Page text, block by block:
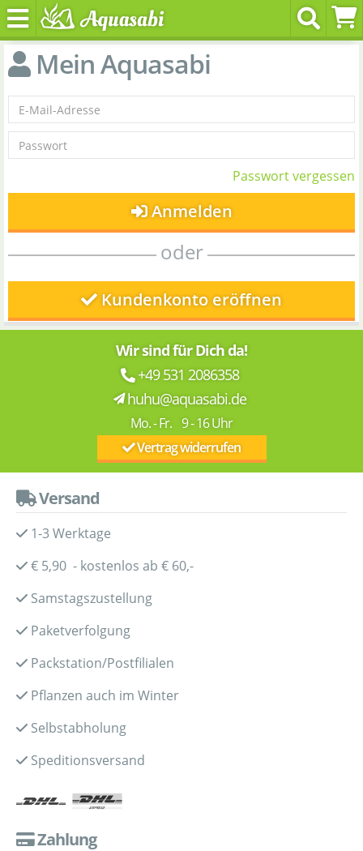
Mein Aquasabi
Passwort vergessen
Anmelden
oder
Kundenkonto eröffnen
Wir sind für Dich da!
+49 531 2086358
huhu@aquasabi.de
Mo. - Fr. 9 - 16 Uhr
Vertrag widerrufen
Versand
1-3 Werktage
€ 5,90 - kostenlos ab € 60,-
Samstagszustellung
Paketverfolgung
Packstation/Postfilialen
Pflanzen auch im Winter
Selbstabholung
Speditionsversand
Zahlung